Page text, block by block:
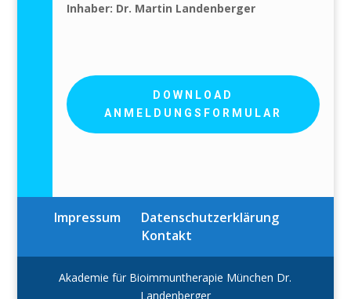
Inhaber: Dr. Martin Landenberger
DOWNLOAD
ANMELDUNGSFORMULAR
Impressum
Datenschutzerklärung
Kontakt
Akademie für Bioimmuntherapie München Dr.
Landenberger